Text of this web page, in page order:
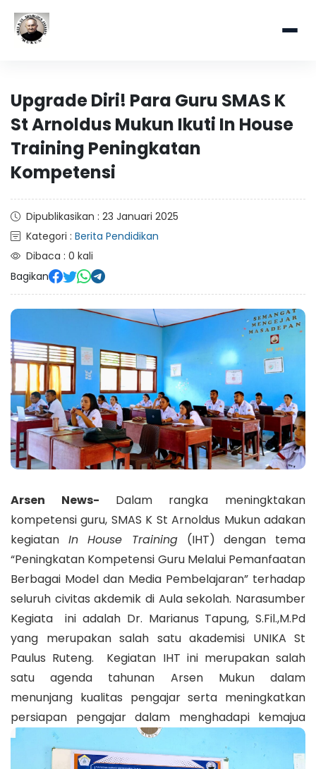
Upgrade Diri! Para Guru SMAS K
St Arnoldus Mukun Ikuti In House
Training Peningkatan
Kompetensi
Dipublikasikan : 23 Januari 2025
Kategori : Berita Pendidikan
Dibaca : 0 kali
Bagikan
Arsen News- Dalam rangka meningktakan
kompetensi guru, SMAS K St Arnoldus Mukun adakan
kegiatan In House Training (IHT) dengan tema
“Peningkatan Kompetensi Guru Melalui Pemanfaatan
Berbagai Model dan Media Pembelajaran” terhadap
seluruh civitas akdemik di Aula sekolah. Narasumber
Kegiata ini adalah Dr. Marianus Tapung, S.Fil.,M.Pd
yang merupakan salah satu akademisi UNIKA St
Paulus Ruteng. Kegiatan IHT ini merupakan salah
satu agenda tahunan Arsen Mukun dalam
menunjang kualitas pengajar serta meningkatkan
persiapan pengajar dalam menghadapi kemajua